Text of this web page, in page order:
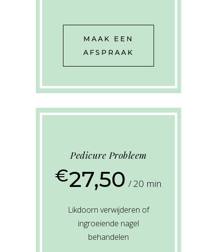
MAAK EEN
AFSPRAAK
Pedicure Probleem
€27,50 20 min
Likdoorn verwijderen of
ingroeiende nagel
behandelen